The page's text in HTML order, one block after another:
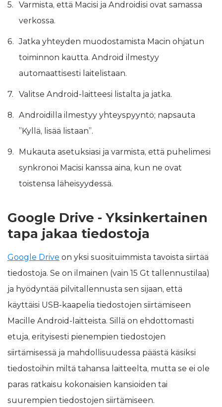
Varmista, että Macisi ja Androidisi ovat samassa
verkossa.
Jatka yhteyden muodostamista Macin ohjatun
toiminnon kautta. Android ilmestyy
automaattisesti laitelistaan.
Valitse Android-laitteesi listalta ja jatka.
Androidilla ilmestyy yhteyspyyntö; napsauta
”Kyllä, lisää listaan”.
Mukauta asetuksiasi ja varmista, että puhelimesi
synkronoi Macisi kanssa aina, kun ne ovat
toistensa läheisyydessä.
Google Drive - Yksinkertainen
tapa jakaa tiedostoja
Google Drive on yksi suosituimmista tavoista siirtää
tiedostoja. Se on ilmainen (vain 15 Gt tallennustilaa)
ja hyödyntää pilvitallennusta sen sijaan, että
käyttäisi USB-kaapelia tiedostojen siirtämiseen
Macille Android-laitteista. Sillä on ehdottomasti
etuja, erityisesti pienempien tiedostojen
siirtämisessä ja mahdollisuudessa päästä käsiksi
tiedostoihin miltä tahansa laitteelta, mutta se ei ole
paras ratkaisu kokonaisien kansioiden tai
suurempien tiedostojen siirtämiseen.